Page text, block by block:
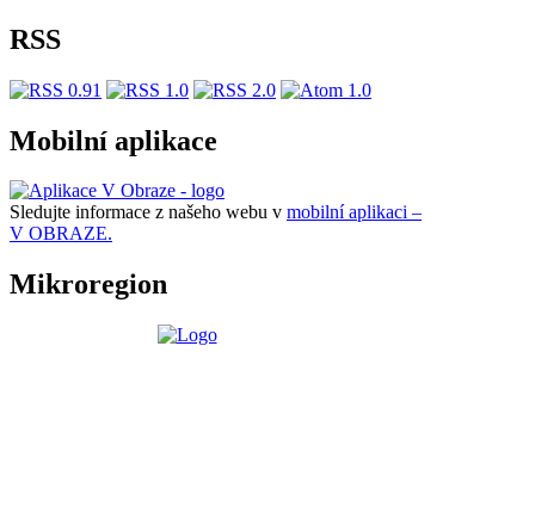
RSS
Mobilní aplikace
Sledujte informace z našeho webu v mobilní aplikaci –
V OBRAZE.
Mikroregion